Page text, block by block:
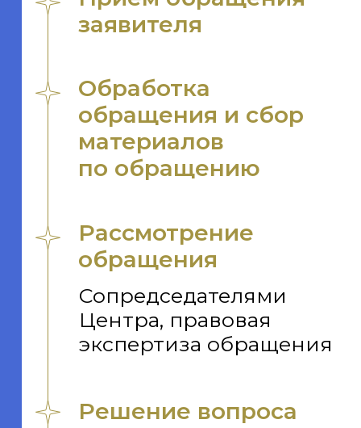
общественных процедур
ответят на ваши вопросы
НАПИСАТЬ СООБЩЕНИЕ